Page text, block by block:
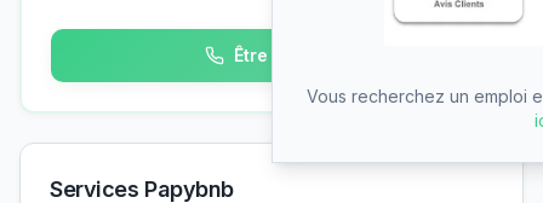
Être rappelé
Services Papybnb
Vous recherchez un emploi